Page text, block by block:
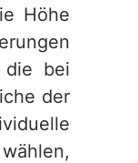
Höhe
die bei
der